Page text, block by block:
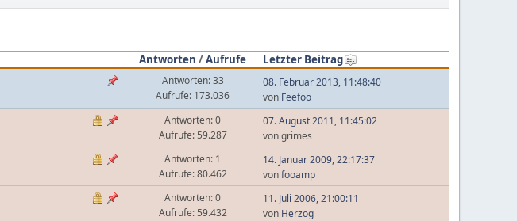
Antworten /Aufrufe
Letzter Beitrag
Antworten: 33
Aufrufe: 173.036
08. Februar 2013, 11:48:40
von Feefoo
Antworten: 0
Aufrufe: 59.287
07. August 2011, 11:45:02
von grimes
Antworten: 1
Aufrufe: 80.462
14. Januar 2009, 22:17:37
vonfooamp
Antworten: 0
Aufrufe: 59.432
11. Juli 2006, 21:00:11
von Herzog